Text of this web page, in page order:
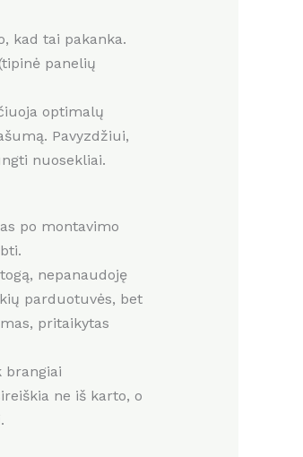
kad tai pakanka.
panelių
optimalų
Pavyzdžiui,
nuosekliai.
po montavimo
nepanaudoję
parduotuvės, bet
pritaikytas
brangiai
ne iš karto, o